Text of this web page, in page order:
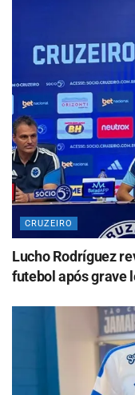
CRUZEIRO
Lucho Rodríguez
futebol após grave